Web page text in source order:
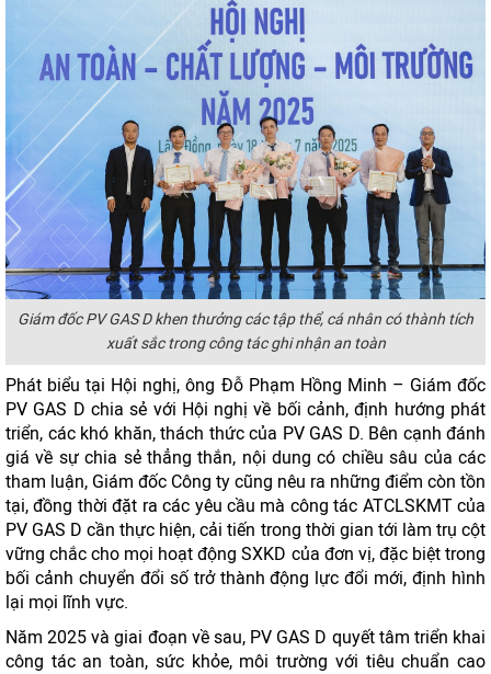
Giám đốc PV GAS D khen thưởng các tập thể, cá nhân có thành tích
xuất sắc trong công tác ghi nhận an toàn
Phát biểu tại Hội nghị, ông Đỗ Phạm Hồng Minh – Giám đốc
PV GAS D chia sẻ với Hội nghị về bối cảnh, định hướng phát
triển, các khó khăn, thách thức của PV GAS D. Bên cạnh đánh
giá về sự chia sẻ thẳng thắn, nội dung có chiều sâu của các
tham luận, Giám đốc Công ty cũng nêu ra những điểm còn tồn
tại, đồng thời đặt ra các yêu cầu mà công tác ATCLSKMT của
PV GAS D cần thực hiện, cải tiến trong thời gian tới làm trụ cột
vững chắc cho mọi hoạt động SXKD của đơn vị, đặc biệt trong
bối cảnh chuyển đổi số trở thành động lực đổi mới, định hình
lại mọi lĩnh vực.
Năm 2025 và giai đoạn về sau, PV GAS D quyết tâm triển khai
công tác an toàn, sức khỏe, môi trường với tiêu chuẩn cao